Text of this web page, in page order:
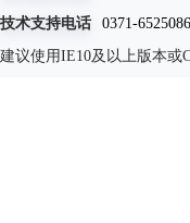
技术支持电话
0371-
建议使用IE10及以上版本或